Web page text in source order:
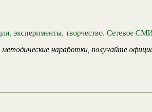
эксперименты, творчество. Сетевое
наработки, получайте